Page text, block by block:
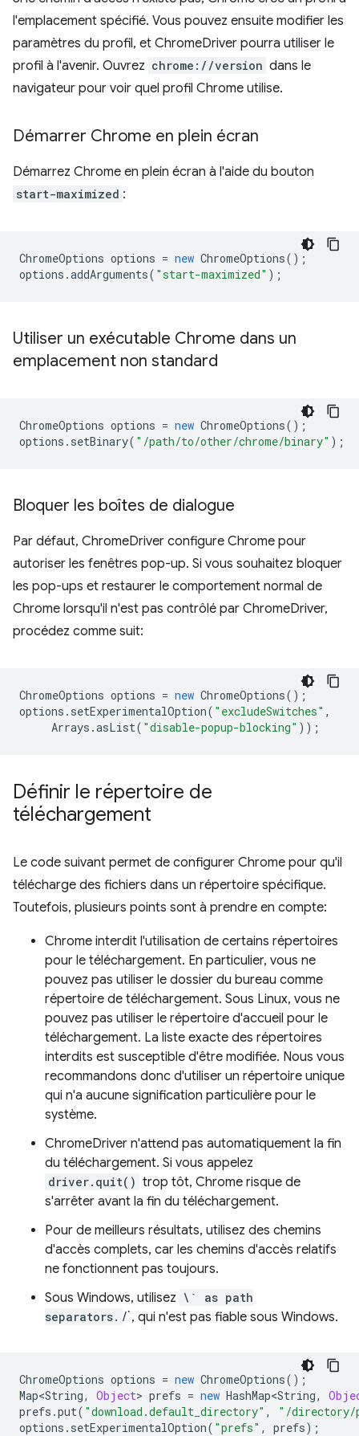
l'emplacement spécifié. Vous pouvez ensuite modifier les
paramètres du profil, et ChromeDriver pourra utiliser le
profil à l'avenir. Ouvrez chrome://version dans le
navigateur pour voir quel profil Chrome utilise.
Démarrer Chrome en plein écran
Démarrez Chrome en plein écran à l'aide du bouton
start-maximized :
ChromeOptions options = new ChromeOptions();
options .addArguments( "start-maximized" );
Utiliser un exécutable Chrome dans un
emplacement non standard
ChromeOptions options = new ChromeOptions();
options . setBinary( "/path/to/other/chrome/binary" );
Bloquer les boîtes de dialogue
Par défaut, ChromeDriver configure Chrome pour
autoriser les fenêtres pop-up. Si vous souhaitez bloquer
les pop-ups et restaurer le comportement normal de
Chrome lorsqu'il n'est pas contrôlé par ChromeDriver,
procédez comme suit:
ChromeOptions options = new ChromeOptions();
options . setExperimentalOption( "excludeSwitches" ,
Arrays .asList( "disable-popup-blocking" ));
Définir le répertoire de
téléchargement
Le code suivant permet de configurer Chrome pour qu'il
télécharge des fichiers dans un répertoire spécifique.
Toutefois, plusieurs points sont à prendre en compte:
Chrome interdit l'utilisation de certains répertoires
pour le téléchargement. En particulier, vous ne
pouvez pas utiliser le dossier du bureau comme
répertoire de téléchargement. Sous Linux, vous ne
pouvez pas utiliser le répertoire d'accueil pour le
téléchargement. La liste exacte des répertoires
interdits est susceptible d'être modifiée. Nous vous
recommandons donc d'utiliser un répertoire unique
qui n'a aucune signification particulière pour le
système.
ChromeDriver n'attend pas automatiquement la fin
du téléchargement. Si vous appelez
driver.quit() trop tôt, Chrome risque de
s'arrêter avant la fin du téléchargement.
Pour de meilleurs résultats, utilisez des chemins
d'accès complets, car les chemins d'accès relatifs
ne fonctionnent pas toujours.
Sous Windows, utilisez \` as path
separators. /`, qui n'est pas fiable sous Windows.
ChromeOptions options = new ChromeOptions();
Map<String, Object> prefs = new HashMap<String,
prefs .put( "download.default_directory" ,
"/directory/
options . setExperimentalOption( "prefs" , prefs);